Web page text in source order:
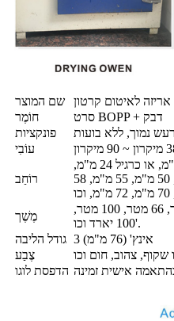
שם המוצר
אריזה לאיטום קרטון
חוֹמֶר
סרט BOPP + דבק
פונקציות
נמוך, ללא בועות
עוֹבִי
רוֹחַב
מותאם אישית 18 מ"מ ~ 1000 מ"מ, או כרגיל 24 מ"מ,
36 מ"מ, 42 מ"מ, 45 מ"מ, 48 מ"מ, 50 מ"מ, 55 מ"מ, 58
מֶשֶׁך
מותאם אישית, או כרגיל 50 מטר, 66 מטר, 100 מטר,
100 יארד וכו'.
גודל הליבה
3 אינץ' (76 מ"מ)
צֶבַע
הדפסת לוגו אישית זמינה